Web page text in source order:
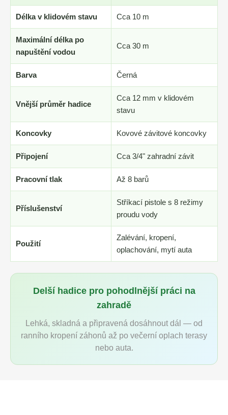
Délka v klidovém stavu Cca 10 m
Maximální délka po
napuštění vodou
Cca 30 m
Barva Černá
Vnější průměr hadice
Cca 12 mm v klidovém
stavu
Koncovky Kovové závitové koncovky
Připojení Cca 3/4" zahradní závit
Pracovní tlak Až 8 barů
Příslušenství
Stříkací pistole s 8 režimy
proudu vody
Použití
Zalévání, kropení,
oplachování, mytí auta
Delší hadice pro pohodlnější práci na
zahradě
Lehká, skladná a připravená dosáhnout dál — od
ranního kropení záhonů až po večerní oplach terasy
nebo auta.